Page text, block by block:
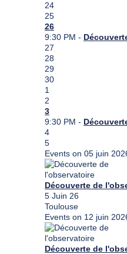
24
25
26
9:30 PM -
27
28
29
30
1
2
3
9:30 PM -
4
5
Events on 05 juin
Découverte de
5 Juin 26
Toulouse
Events on 12 juin
Découverte de